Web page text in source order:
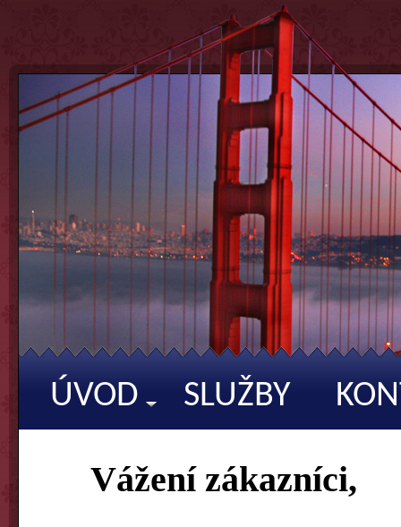
ÚVOD SLUŽBY
Vážení zákazníci,